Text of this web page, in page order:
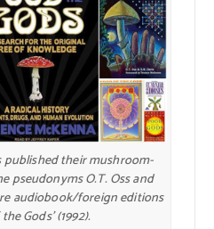
published their mushroom-
pseudonyms O.T. Oss and
audiobook/foreign editions
Gods’ (1992).